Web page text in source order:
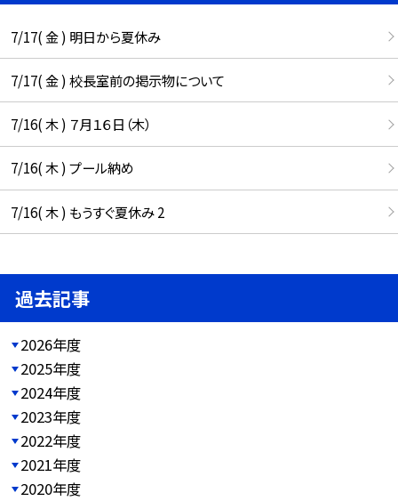
7/17( 金 ) 明日から夏休み
7/17( 金 ) 校長室前の掲示物について
7/16( 木 ) ７月１６日（木）
7/16( 木 ) プール納め
7/16( 木 ) もうすぐ夏休み 2
過去記事
2026年度
2025年度
2024年度
2023年度
2022年度
2021年度
2020年度